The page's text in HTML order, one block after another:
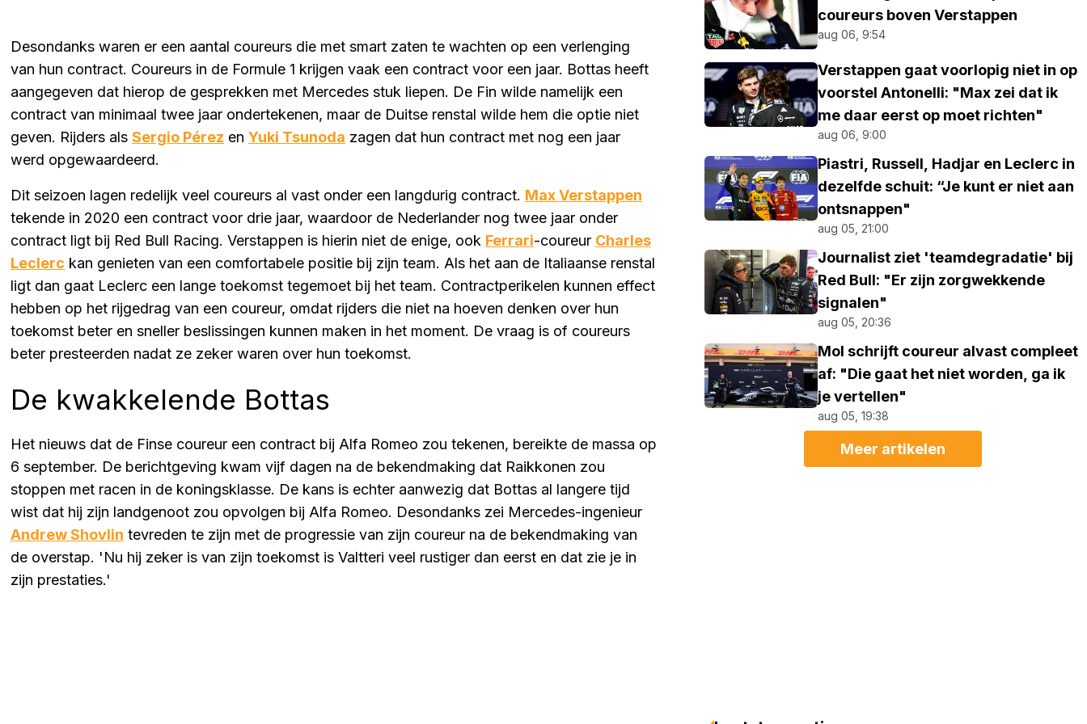
Desondanks waren er een aantal coureurs die met smart zaten te wachten op een verlenging
van hun contract. Coureurs in de Formule 1 krijgen vaak een contract voor een jaar. Bottas heeft
aangegeven dat hierop de gesprekken met Mercedes stuk liepen. De Fin wilde namelijk een
contract van minimaal twee jaar ondertekenen, maar de Duitse renstal wilde hem die optie niet
geven. Rijders als Sergio Pérez en Yuki Tsunoda zagen dat hun contract met nog een jaar
werd opgewaardeerd.
Dit seizoen lagen redelijk veel coureurs al vast onder een langdurig contract. Max Verstappen
tekende in 2020 een contract voor drie jaar, waardoor de Nederlander nog twee jaar onder
contract ligt bij Red Bull Racing. Verstappen is hierin niet de enige, ook Ferrari-coureur Charles
Leclerc kan genieten van een comfortabele positie bij zijn team. Als het aan de Italiaanse renstal
ligt dan gaat Leclerc een lange toekomst tegemoet bij het team. Contractperikelen kunnen effect
hebben op het rijgedrag van een coureur, omdat rijders die niet na hoeven denken over hun
toekomst beter en sneller beslissingen kunnen maken in het moment. De vraag is of coureurs
beter presteerden nadat ze zeker waren over hun toekomst.
De kwakkelende Bottas
Het nieuws dat de Finse coureur een contract bij Alfa Romeo zou tekenen, bereikte de massa op
6 september. De berichtgeving kwam vijf dagen na de bekendmaking dat Raikkonen zou
stoppen met racen in de koningsklasse. De kans is echter aanwezig dat Bottas al langere tijd
wist dat hij zijn landgenoot zou opvolgen bij Alfa Romeo. Desondanks zei Mercedes-ingenieur
Andrew Shovlin tevreden te zijn met de progressie van zijn coureur na de bekendmaking van
de overstap. 'Nu hij zeker is van zijn toekomst is Valtteri veel rustiger dan eerst en dat zie je in
zijn prestaties.'
coureurs boven Verstappen
aug 06, 9:54
Verstappen gaat voorlopig niet in op
voorstel Antonelli: "Max zei dat ik
me daar eerst op moet richten"
aug 06, 9:00
Piastri, Russell, Hadjar en Leclerc in
dezelfde schuit: “Je kunt er niet aan
ontsnappen"
aug 05, 21:00
Journalist ziet 'teamdegradatie' bij
Red Bull: "Er zijn zorgwekkende
signalen"
aug 05, 20:36
Mol schrijft coureur alvast compleet
af: "Die gaat het niet worden, ga ik
je vertellen"
aug 05, 19:38
Meer artikelen